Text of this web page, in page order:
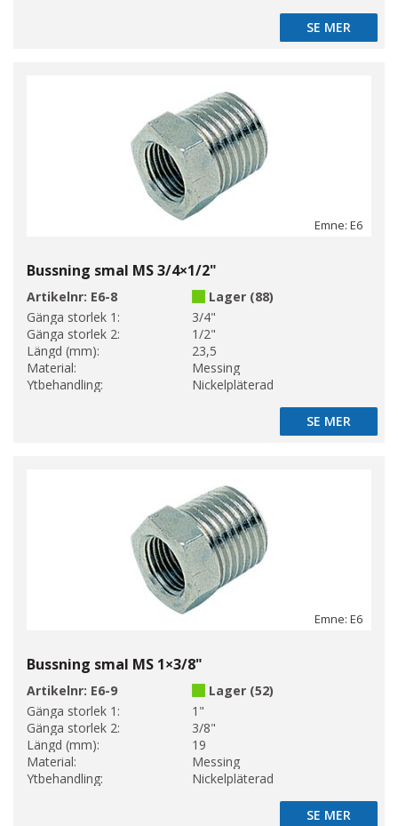
SE MER
SE MER
Emne: E6
Bussning smal MS 3/4×1/2"
Artikelnr: E6-8
Lager (88)
Gänga storlek 1:
3/4"
Gänga storlek 2:
1/2"
Längd (mm):
23,5
Material:
Messing
Ytbehandling:
Nickelpläterad
SE MER
SE MER
Emne: E6
Bussning smal MS 1×3/8"
Artikelnr: E6-9
Lager (52)
Gänga storlek 1:
1"
Gänga storlek 2:
3/8"
Längd (mm):
19
Material:
Messing
Ytbehandling:
Nickelpläterad
SE MER
SE MER